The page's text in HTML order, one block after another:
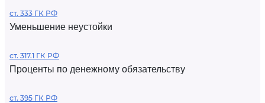
ст. 333 ГК РФ
Уменьшение неустойки
ст. 317.1 ГК РФ
Проценты по денежному обязательству
ст. 395 ГК РФ